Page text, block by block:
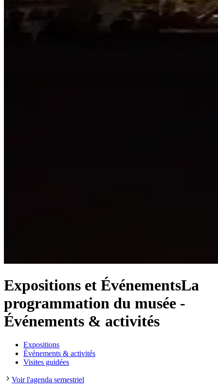
Expositions et ÉvénementsLa
programmation du musée -
Événements & activités
Expositions
Événements & activités
Visites guidées
Voir l'agenda semestriel